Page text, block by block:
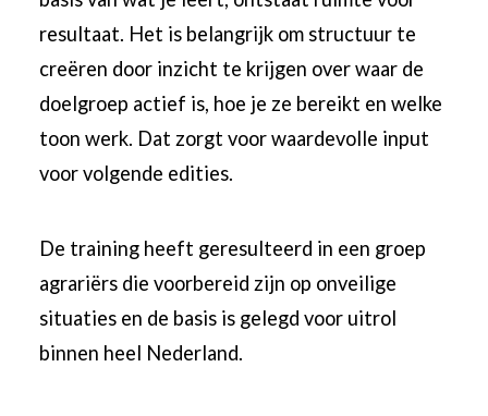
resultaat. Het is belangrijk om structuur te
creëren door inzicht te krijgen over waar de
doelgroep actief is, hoe je ze bereikt en welke
toon werk. Dat zorgt voor waardevolle input
voor volgende edities.
De training heeft geresulteerd in een groep
agrariërs die voorbereid zijn op onveilige
situaties en de basis is gelegd voor uitrol
binnen heel Nederland.